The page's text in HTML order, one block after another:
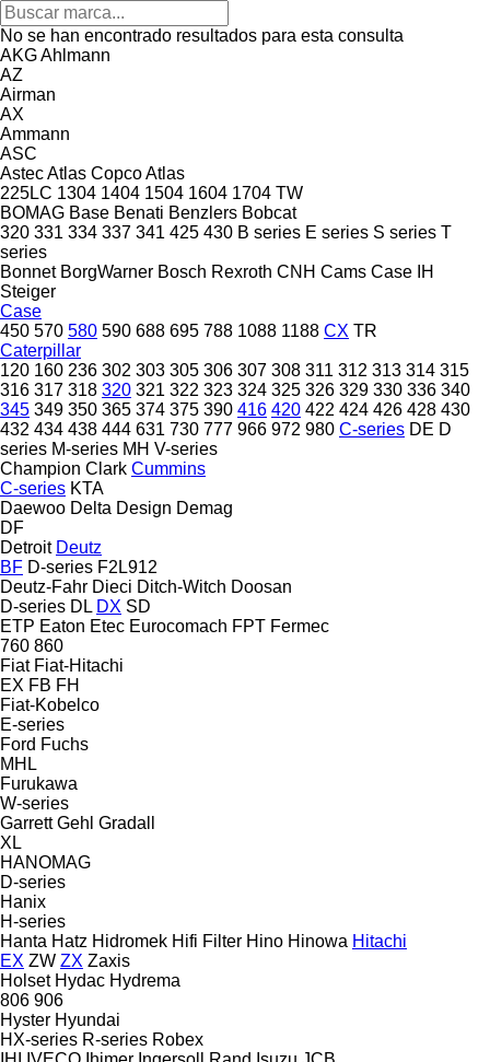
No se han encontrado resultados para esta consulta
AKGAhlmann
AZ
Airman
AX
Ammann
ASC
AstecAtlas CopcoAtlas
225LC 1304 1404 1504 1604 1704 TW
BOMAG Base Benati Benzlers Bobcat
320 331 334 337 341 425 430 B series E series S series T
series
Bonnet BorgWarner Bosch Rexroth CNH Cams Case IH
Steiger
Case
450 570 580 590 688 695 788 1088 1188 CX TR
Caterpillar
120 160 236 302 303 305 306 307 308 311 312 313 314 315
316 317 318 320 321 322 323 324 325 326 329 330 336 340
345 349 350 365 374 375 390 416 420 422 424 426 428 430
432 434 438 444 631 730 777 966 972 980 C-series DE D
series M-series MH V-series
Champion Clark Cummins
C-series KTA
Daewoo Delta Design Demag
DF
Detroit Deutz
BF D-series F2L912
Deutz-Fahr Dieci Ditch-Witch Doosan
D-series DL DX SD
ETP Eaton Etec Eurocomach FPT Fermec
760 860
Fiat Fiat-Hitachi
EX FB FH
Fiat-Kobelco
E-series
Ford Fuchs
MHL
Furukawa
W-series
Garrett Gehl Gradall
XL
HANOMAG
D-series
Hanix
H-series
Hanta Hatz Hidromek Hifi Filter Hino Hinowa Hitachi
EX ZW ZX Zaxis
Holset Hydac Hydrema
806 906
Hyster Hyundai
HX-series R-series Robex